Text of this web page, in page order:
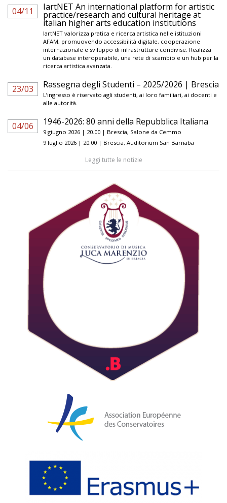
04/11 IartNET An international platform for artistic
practice/research and cultural heritage at
italian higher arts education institutions
IartNET valorizza pratica e ricerca artistica nelle istituzioni
AFAM, promuovendo accessibilità digitale, cooperazione
internazionale e sviluppo di infrastrutture condivise. Realizza
un database interoperabile, una rete di scambio e un hub per la
ricerca artistica avanzata.
23/03 Rassegna degli Studenti – 2025/2026 | Brescia
L’ingresso è riservato agli studenti, ai loro familiari, ai docenti e
alle autorità.
04/06 1946-2026: 80 anni della Repubblica Italiana
9 giugno 2026 | 20.00 | Brescia, Salone da Cemmo
9 luglio 2026 | 20.00 | Brescia, Auditorium San Barnaba
Leggi tutte le notizie